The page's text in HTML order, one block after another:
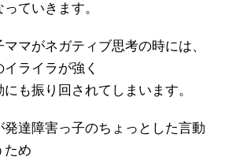
ていきます。
マがネガティブ思考の時には、
ライラが強く
も振り回されてしまいます。
達障害っ子のちょっとした言動
ため